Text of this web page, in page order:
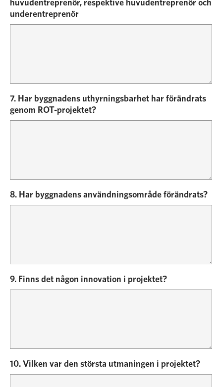
huvudentreprenör, respektive huvudentreprenör och
underentreprenör
7. Har byggnadens uthyrningsbarhet har förändrats
genom ROT-projektet?
8. Har byggnadens användningsområde förändrats?
9. Finns det någon innovation i projektet?
10. Vilken var den största utmaningen i projektet?